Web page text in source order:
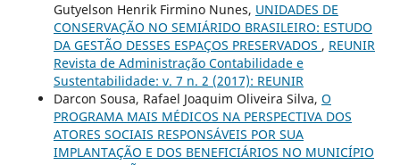
Gutyelson Henrik Firmino Nunes, UNIDADES DE
CONSERVAÇÃO NO SEMIÁRIDO BRASILEIRO: ESTUDO
DA GESTÃO DESSES ESPAÇOS PRESERVADOS , REUNIR
Revista de Administração Contabilidade e
Sustentabilidade: v. 7 n. 2 (2017): REUNIR
Darcon Sousa, Rafael Joaquim Oliveira Silva, O
PROGRAMA MAIS MÉDICOS NA PERSPECTIVA DOS
ATORES SOCIAIS RESPONSÁVEIS POR SUA
IMPLANTAÇÃO E DOS BENEFICIÁRIOS NO MUNICÍPIO